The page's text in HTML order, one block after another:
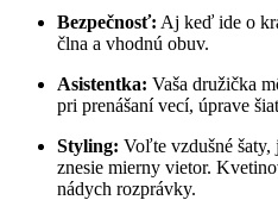
Bezpečnosť: Aj keď ide o
člna a vhodnú obuv.
Asistentka: Vaša družička
pri prenášaní vecí, úprave
Styling: Voľte vzdušné šaty,
znesie mierny vietor.
nádych rozprávky.